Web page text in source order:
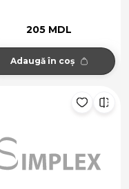
205 MDL
Adaugă în coș